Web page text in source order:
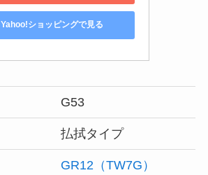
Yahoo!ショッピングで見る
G53
払拭タイプ
GR12（TW7G）